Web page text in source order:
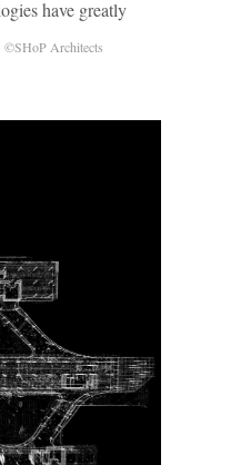
have greatly
©SHoP Architects